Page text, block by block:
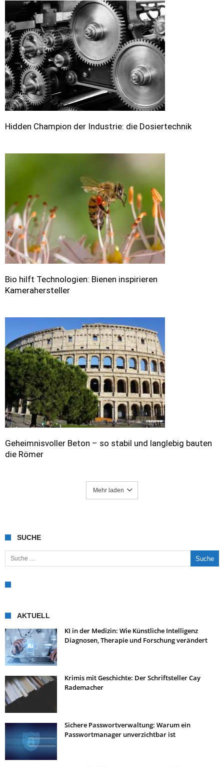
Hidden Champion der Industrie: die Dosiertechnik
Bio hilft Technologien: Bienen inspirieren
Kamerahersteller
Geheimnisvoller Beton – so stabil und langlebig bauten
die Römer
Mehr laden
SUCHE
Suche nach:
AKTUELL
KI in der Medizin: Wie Künstliche Intelligenz
Diagnosen, Therapie und Forschung verändert
Krimis mit Geschichte: Der Schriftsteller Cay
Rademacher
Sichere Passwortverwaltung: Warum ein
Passwortmanager unverzichtbar ist